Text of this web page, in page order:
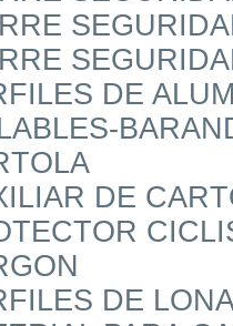
DE
DE
DE